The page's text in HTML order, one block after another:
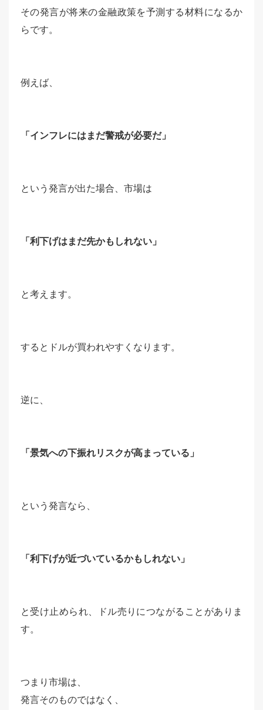
その発言が将来の金融政策を予測する材料になるか
らです。
例えば、
「インフレにはまだ警戒が必要だ」
という発言が出た場合、市場は
「利下げはまだ先かもしれない」
と考えます。
するとドルが買われやすくなります。
逆に、
「景気への下振れリスクが高まっている」
という発言なら、
「利下げが近づいているかもしれない」
と受け止められ、ドル売りにつながることがありま
す。
つまり市場は、
発言そのものではなく、